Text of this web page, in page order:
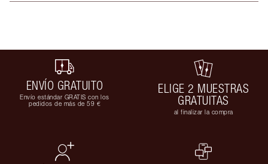
ENVÍO GRATUITO
Envío estándar GRATIS con los
pedidos de más de 59 €
ELIGE 2 MUESTRAS
GRATUITAS
al finalizar la compra